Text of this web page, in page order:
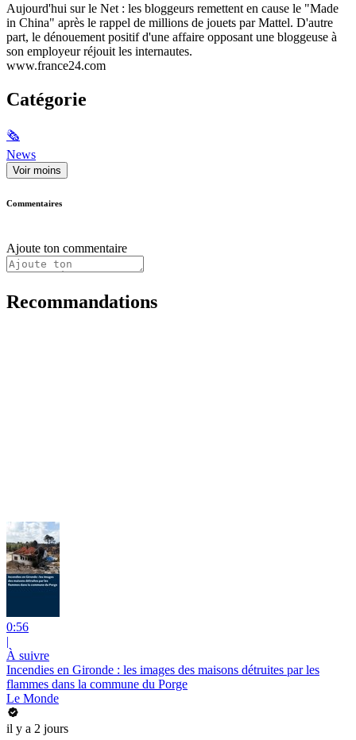
Aujourd'hui sur le Net : les bloggeurs remettent en cause le "Made
in China" après le rappel de millions de jouets par Mattel. D'autre
part, le dénouement positif d'une affaire opposant une bloggeuse à
son employeur réjouit les internautes.
www.france24.com
Catégorie
🗞
News
Voir moins
Commentaires
Ajoute ton commentaire
Recommandations
0:56
|
À suivre
Incendies en Gironde : les images des maisons détruites par les
flammes dans la commune du Porge
Le Monde
il y a 2 jours